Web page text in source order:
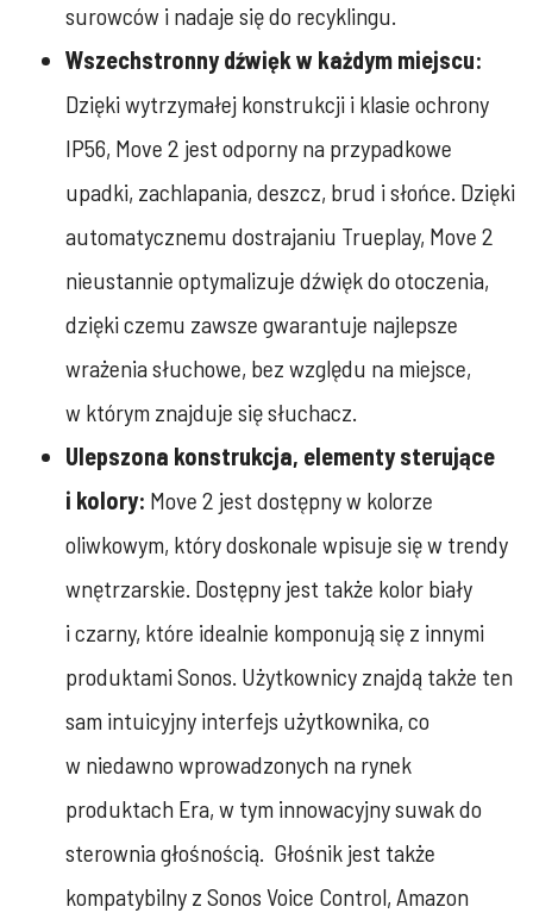
surowców i nadaje się do recyklingu.
Wszechstronny dźwięk w każdym miejscu:
Dzięki wytrzymałej konstrukcji i klasie ochrony
IP56, Move 2 jest odporny na przypadkowe
upadki, zachlapania, deszcz, brud i słońce. Dzięki
automatycznemu dostrajaniu Trueplay, Move 2
nieustannie optymalizuje dźwięk do otoczenia,
dzięki czemu zawsze gwarantuje najlepsze
wrażenia słuchowe, bez względu na miejsce,
w którym znajduje się słuchacz.
Ulepszona konstrukcja, elementy sterujące
i kolory: Move 2 jest dostępny w kolorze
oliwkowym, który doskonale wpisuje się w trendy
wnętrzarskie. Dostępny jest także kolor biały
i czarny, które idealnie komponują się z innymi
produktami Sonos. Użytkownicy znajdą także ten
sam intuicyjny interfejs użytkownika, co
w niedawno wprowadzonych na rynek
produktach Era, w tym innowacyjny suwak do
sterownia głośnością. Głośnik jest także
kompatybilny z Sonos Voice Control, Amazon